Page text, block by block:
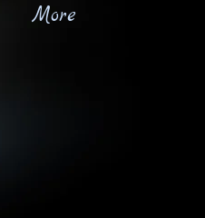
More